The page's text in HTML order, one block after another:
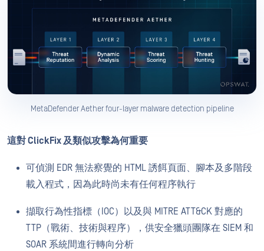
MetaDefender Aether four-layer malware detection pipeline
這對 ClickFix 及類似攻擊為何重要
可偵測 EDR 無法察覺的 HTML 誘餌頁面、腳本及多階段
載入程式，因為此時尚未有任何程序執行
擷取行為性指標（IOC）以及與 MITRE ATT&CK 對應的
TTP（戰術、技術與程序），供安全獵頭團隊在 SIEM 和
SOAR 系統間進行轉向分析